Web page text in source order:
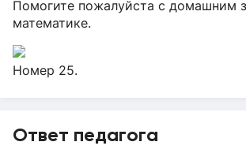
Помогите пожалуйста с домашним
математике.
Номер 25.
Ответ педагога